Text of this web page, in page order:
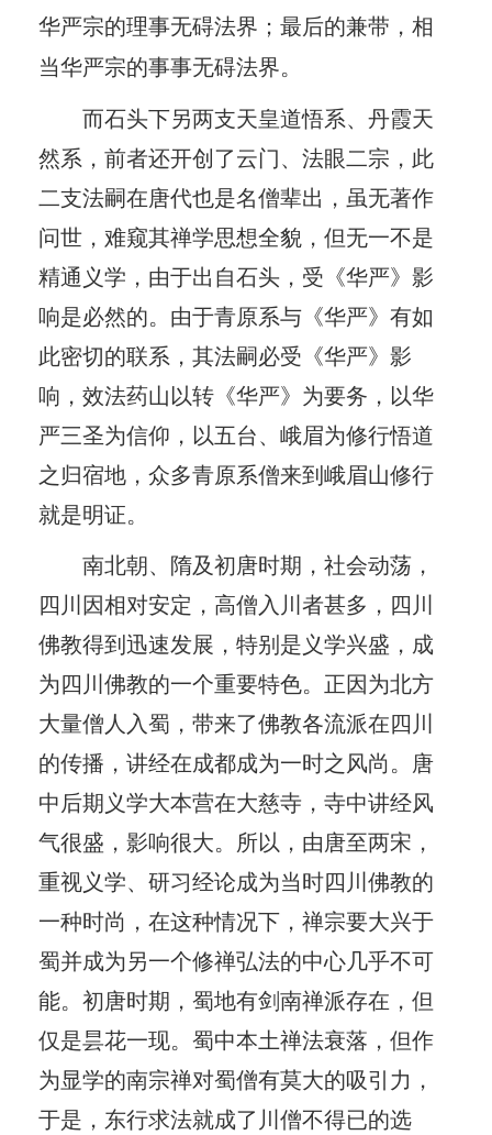
华严宗的理事无碍法界；最后的兼带，相
当华严宗的事事无碍法界。
而石头下另两支天皇道悟系、丹霞天
然系，前者还开创了云门、法眼二宗，此
二支法嗣在唐代也是名僧辈出，虽无著作
问世，难窥其禅学思想全貌，但无一不是
精通义学，由于出自石头，受《华严》影
响是必然的。由于青原系与《华严》有如
此密切的联系，其法嗣必受《华严》影
响，效法药山以转《华严》为要务，以华
严三圣为信仰，以五台、峨眉为修行悟道
之归宿地，众多青原系僧来到峨眉山修行
就是明证。
南北朝、隋及初唐时期，社会动荡，
四川因相对安定，高僧入川者甚多，四川
佛教得到迅速发展，特别是义学兴盛，成
为四川佛教的一个重要特色。正因为北方
大量僧人入蜀，带来了佛教各流派在四川
的传播，讲经在成都成为一时之风尚。唐
中后期义学大本营在大慈寺，寺中讲经风
气很盛，影响很大。所以，由唐至两宋，
重视义学、研习经论成为当时四川佛教的
一种时尚，在这种情况下，禅宗要大兴于
蜀并成为另一个修禅弘法的中心几乎不可
能。初唐时期，蜀地有剑南禅派存在，但
仅是昙花一现。蜀中本土禅法衰落，但作
为显学的南宗禅对蜀僧有莫大的吸引力，
于是，东行求法就成了川僧不得已的选